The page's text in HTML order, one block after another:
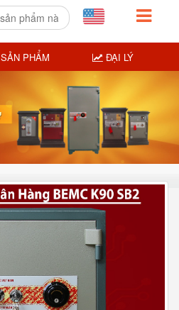
PHẨM ĐẠI LÝ